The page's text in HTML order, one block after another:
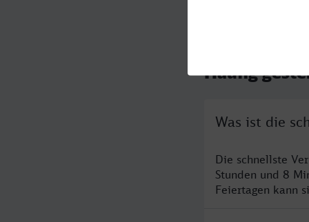
Häufig
Was ist die
Die schnellste
Stunden und 8
Feiertagen kann